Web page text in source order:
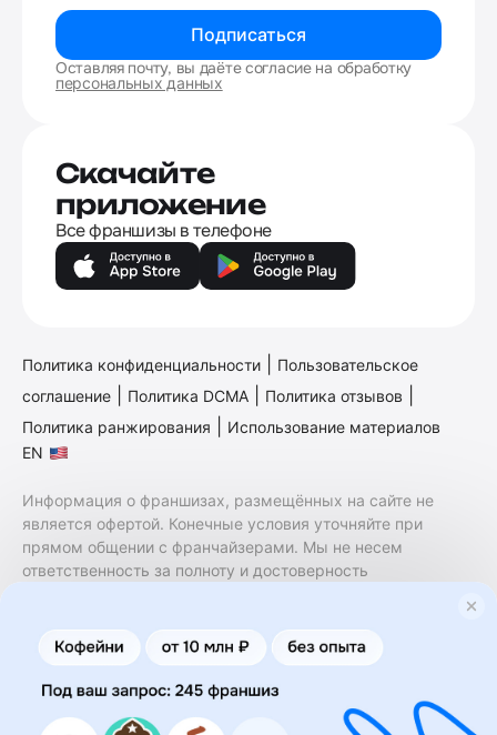
Подписаться
Оставляя почту, вы даёте согласие на обработку
персональных данных
Скачайте
приложение
Все франшизы в телефоне
Политика конфиденциальности
Пользовательское
соглашение
Политика DCMA Политика отзывов
Политика ранжирования
Использование материалов
EN
Информация о франшизах, размещённых на сайте не
является офертой. Конечные условия уточняйте при
прямом общении с франчайзерами. Мы не несем
ответственность за полноту и достоверность
финансовые услуги. Заключение договоров
коммерческой концессии (франчайзинга) осуществляется
правообладателями/их представителями. Бизнесменс.ру
не является посредником или представителем